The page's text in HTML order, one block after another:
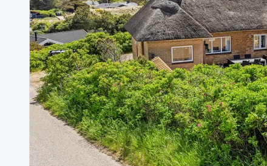
Ferienhäuser BjerregardFerienhäuser BlavandFerienhäuser Hvide
Ferienhäuser Argab
Ferienhäuser in Arrild
Ferienhäuser Bjerregard
Ferienhäuser Blavand
Ferienhäuser Bork Havn
Ferienhäuser Fjand
Ferienhäuser Fanö
Ferienhäuser Graerup Strand
Ferienhäuser Haurvig
Ferienhäuser Henne Strand